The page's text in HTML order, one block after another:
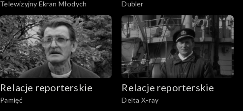
Telewizyjny Ekran Młodych Dubler
Relacje reporterskie
Pamięć
Relacje reporterskie
Delta X-ray